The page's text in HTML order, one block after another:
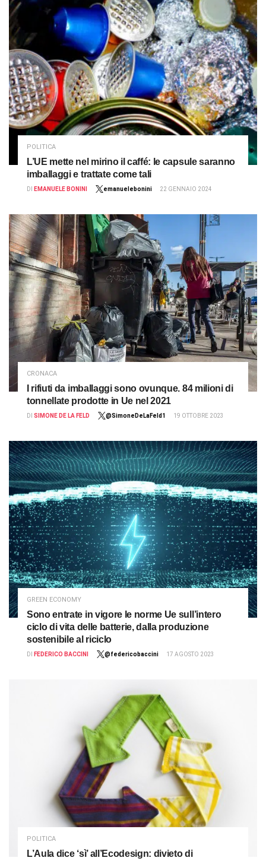
POLITICA
L’UE mette nel mirino il caffé: le capsule saranno
imballaggi e trattate come tali
DI EMANUELE BONINI emanuelebonini 22 GENNAIO 2024
CRONACA
I rifiuti da imballaggi sono ovunque. 84 milioni di
tonnellate prodotte in Ue nel 2021
DI SIMONE DE LA FELD @SimoneDeLaFeld1 19 OTTOBRE 2023
GREEN ECONOMY
Sono entrate in vigore le norme Ue sull’intero
ciclo di vita delle batterie, dalla produzione
sostenibile al riciclo
DI FEDERICO BACCINI @federicobaccini 17 AGOSTO 2023
POLITICA
L’Aula dice ‘sì’ all’Ecodesign: divieto di